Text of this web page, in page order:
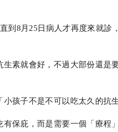
到8月25日病人才再度來就診
素就會好，不過大部份還是
孩子不是不可以吃太久的抗
保庇，而是需要一個「療程